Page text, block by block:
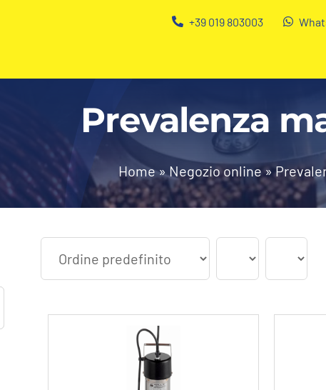
+39 019 803003
Prevalenza
Home»Negozio online»